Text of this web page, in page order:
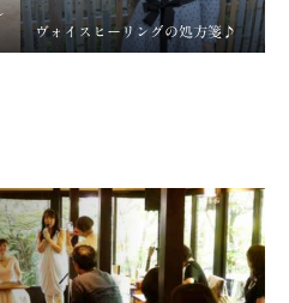
ヴォイスヒーリングの処方箋♪